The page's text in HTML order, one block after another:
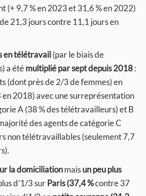
(+ 9,7 % en 2023 et 31,6 % en 2022)
21,3 jours contre 11,1 jours en
en télétravail(par le biais de
a étémultiplié par sept depuis 2018:
(dont près de 2/3 de femmes) en
2018) avec une surreprésentation
A (38 % des télétravailleurs) et B
des agents de catégorie C
non télétravaillables (seulement 7,7
la domiciliationmaisun peu plus
d’1/3 sur Paris (37,4 %contre 37